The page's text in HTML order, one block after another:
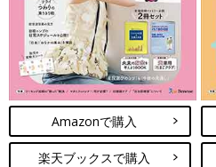
Amazonで購入
楽天ブックスで購入